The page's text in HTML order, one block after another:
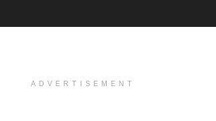
ADVERTISEMENT